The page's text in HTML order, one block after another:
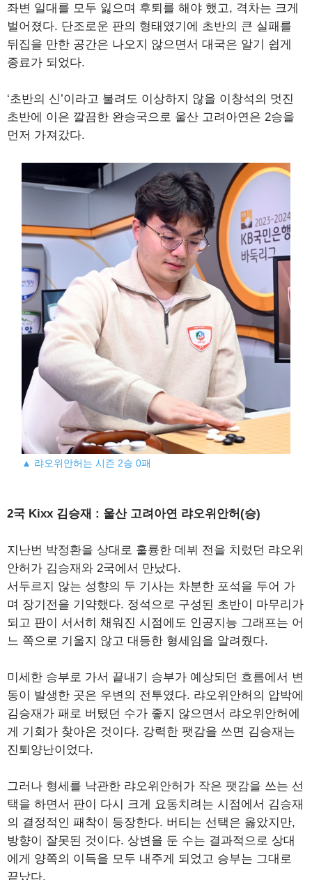
좌변 일대를 모두 잃으며 후퇴를 해야 했고, 격차는 크게
벌어졌다. 단조로운 판의 형태였기에 초반의 큰 실패를
뒤집을 만한 공간은 나오지 않으면서 대국은 알기 쉽게
종료가 되었다.
‘초반의 신’이라고 불려도 이상하지 않을 이창석의 멋진
초반에 이은 깔끔한 완승국으로 울산 고려아연은 2승을
먼저 가져갔다.
▲ 랴오위안허는 시즌 2승 0패
2국 Kixx 김승재 : 울산 고려아연 랴오위안허(승)
지난번 박정환을 상대로 훌륭한 데뷔 전을 치렀던 랴오위
안허가 김승재와 2국에서 만났다.
서두르지 않는 성향의 두 기사는 차분한 포석을 두어 가
며 장기전을 기약했다. 정석으로 구성된 초반이 마무리가
되고 판이 서서히 채워진 시점에도 인공지능 그래프는 어
느 쪽으로 기울지 않고 대등한 형세임을 알려줬다.
미세한 승부로 가서 끝내기 승부가 예상되던 흐름에서 변
동이 발생한 곳은 우변의 전투였다. 랴오위안허의 압박에
김승재가 패로 버텼던 수가 좋지 않으면서 랴오위안허에
게 기회가 찾아온 것이다. 강력한 팻감을 쓰면 김승재는
진퇴양난이었다.
그러나 형세를 낙관한 랴오위안허가 작은 팻감을 쓰는 선
택을 하면서 판이 다시 크게 요동치려는 시점에서 김승재
의 결정적인 패착이 등장한다. 버티는 선택은 옳았지만,
방향이 잘못된 것이다. 상변을 둔 수는 결과적으로 상대
에게 양쪽의 이득을 모두 내주게 되었고 승부는 그대로
끝났다.